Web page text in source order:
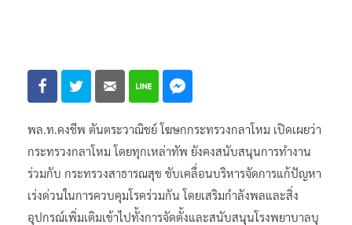
พล.ท.คงชีพ ตันตระวาณิชย์ โฆษกกระทรวงกลาโหม เปิดเผยว่า
กระทรวงกลาโหม โดยทุกเหล่าทัพ ยังคงสนับสนุนการทำงาน
ร่วมกับ กระทรวงสาธารณสุข ขับเคลื่อนบริหารจัดการแก้ปัญหา
เร่งด่วนในการควบคุมโรคร่วมกัน โดยเสริมกำลังพลและสิ่ง
อุปกรณ์เพิ่มเติมเข้าไปทั้งการจัดตั้งและสนับสนุนโรงพยาบาลบุ